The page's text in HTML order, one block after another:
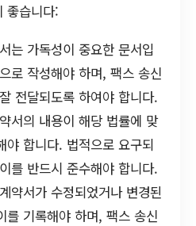
좋습니다:
는 가독성이 중요한 문서입
로 작성해야 하며, 팩스 송신
전달되도록 하여야 합니다.
서의 내용이 해당 법률에 맞
야 합니다. 법적으로 요구되
를 반드시 준수해야 합니다.
약서가 수정되었거나 변경된
를 기록해야 하며, 팩스 송신